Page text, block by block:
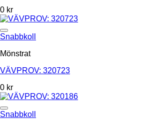
0 kr
Snabbkoll
Mönstrat
VÄVPROV: 320723
0 kr
Snabbkoll